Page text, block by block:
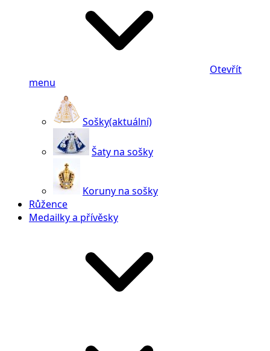
Otevřít
menu
Sošky(aktuální)
Šaty na sošky
Koruny na sošky
Růžence
Medailky a přívěsky